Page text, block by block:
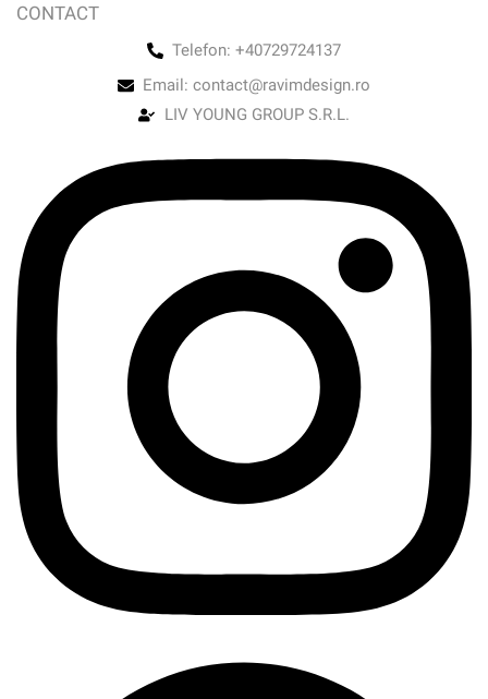
CONTACT
Telefon: +40729724137
Email: contact@ravimdesign.ro
LIV YOUNG GROUP S.R.L.